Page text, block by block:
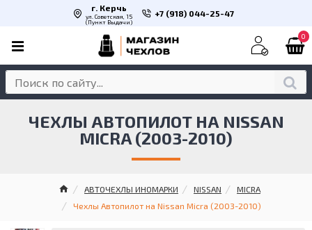
г. Керчь
ул. Советская, 15
(Пункт Выдачи)
+7 (918) 044-25-47
0
АВТОЧЕХЛЫ ИНОМАРКИ NISSAN
MICRA
Чехлы Автопилот на Nissan Micra (2003-2010)
ЧЕХЛЫ АВТОПИЛОТ НА NISSAN
MICRA (2003-2010)